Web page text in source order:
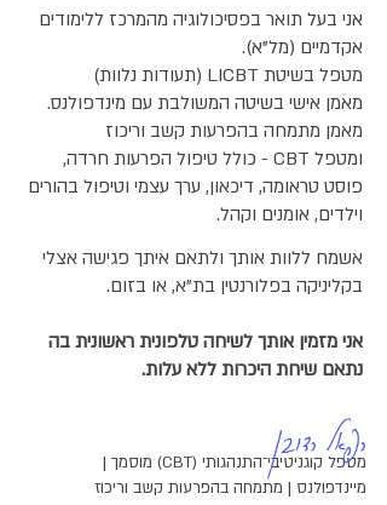
אני בעל תואר בפסיכולוגיה מהמרכז ללימודים
אקדמיים (מל"א).​​
מטפל בשיטת LICBT (תעודות נלוות)
מאמן אישי בשיטה המשולבת עם מינדפולנס.
מאמן מתמחה בהפרעות קשב וריכוז
ומטפל CBT - כולל טיפול הפרעות חרדה,
פוסט טראומה, דיכאון, ערך עצמי וטיפול בהורים
וילדים, אומנים וקהל.​
אשמח ללוות אותך ולתאם איתך פגישה אצלי
בקליניקה בפלורנטין בת"א, או בזום.
אני מזמין אותך לשיחה טלפונית ראשונית בה
נתאם שיחת היכרות ללא עלות.
מטפל קוגניטיבי־התנהגותי (CBT) מוסמך |
מיינדפולנס | מתמחה בהפרעות קשב וריכוז
רפאל רדובן